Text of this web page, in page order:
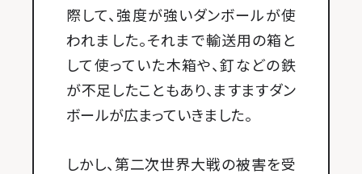
際して、強度が強いダンボールが使
われました。それまで輸送用の箱と
して使っていた木箱や、釘などの鉄
が不足したこともあり、ますますダン
ボールが広まっていきました。
しかし、第二次世界大戦の被害を受